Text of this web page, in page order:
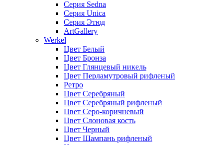
Серия Sedna
Серия Unica
Серия Этюд
ArtGallery
Werkel
Цвет Белый
Цвет Бронза
Цвет Глянцевый никель
Цвет Перламутровый рифленый
Ретро
Цвет Серебряный
Цвет Серебряный рифленый
Цвет Серо-коричневый
Цвет Слоновая кость
Цвет Черный
Цвет Шампань рифленый